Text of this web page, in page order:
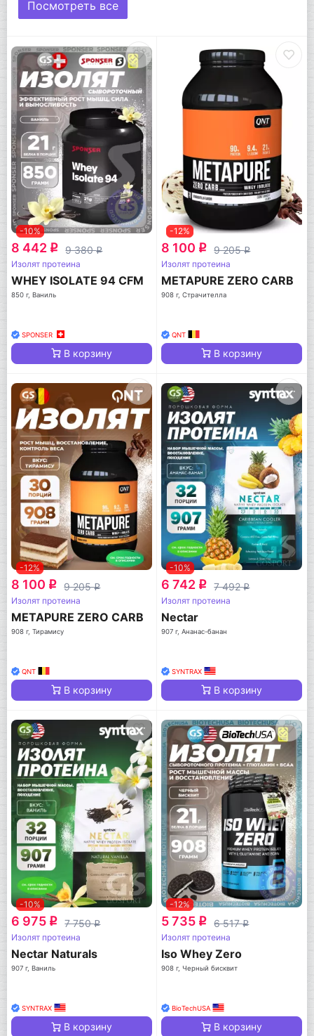
Посмотреть все
-10%
8 442 q 9 380q
Изолят протеина
WHEY ISOLATE 94 CFM
850 г, Ваниль
SPONSER
В корзину
-12%
8 100 q 9 205q
Изолят протеина
METAPURE ZERO CARB
908 г, Страчителла
QNT
В корзину
-12%
8 100 q 9 205q
Изолят протеина
METAPURE ZERO CARB
908 г, Тирамису
QNT
В корзину
-10%
6 742 q 7 492q
Изолят протеина
Nectar
907 г, Ананас-банан
SYNTRAX
В корзину
-10%
6 975 q 7 750q
Изолят протеина
Nectar Naturals
907 г, Ваниль
SYNTRAX
В корзину
-12%
5 735 q 6 517q
Изолят протеина
Iso Whey Zero
908 г, Черный бисквит
BioTechUSA
В корзину